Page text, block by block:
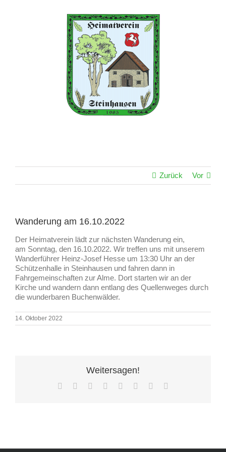
Zurück Vor
Wanderung am 16.10.2022
Der Heimatverein lädt zur nächsten Wanderung ein,
am Sonntag, den 16.10.2022. Wir treffen uns mit unserem
Wanderführer Heinz-Josef Hesse um 13:30 Uhr an der
Schützenhalle in Steinhausen und fahren dann in
Fahrgemeinschaften zur Alme. Dort starten wir an der
Kirche und wandern dann entlang des Quellenweges durch
die wunderbaren Buchenwälder.
14. Oktober 2022
Weitersagen!
Facebook Reddit LinkedIn
TumblrPinterest